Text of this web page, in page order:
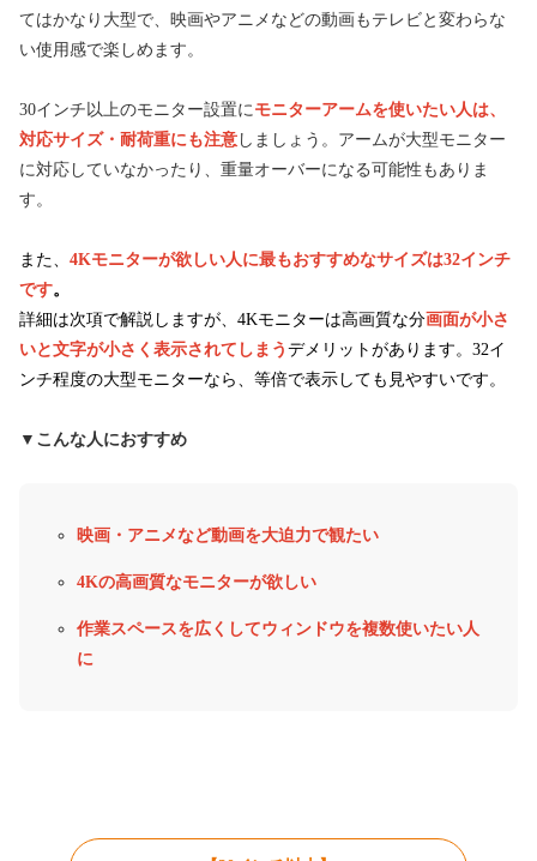
てはかなり大型で、映画やアニメなどの動画もテレビと変わらな
い使用感で楽しめます。
30インチ以上のモニター設置に モニターアームを使いたい人は、
対応サイズ・耐荷重にも注意 しましょう。アームが大型モニター
に対応していなかったり、重量オーバーになる可能性もありま
す。
また、 4Kモニターが欲しい人に最もおすすめなサイズは32インチ
です。
詳細は次項で解説しますが、4Kモニターは高画質な分画面が小さ
いと文字が小さく表示されてしまう デメリットがあります。32イ
ンチ程度の大型モニターなら、等倍で表示しても見やすいです。
▼こんな人におすすめ
映画・アニメなど動画を大迫力で観たい
4Kの高画質なモニターが欲しい
作業スペースを広くしてウィンドウを複数使いたい人
に